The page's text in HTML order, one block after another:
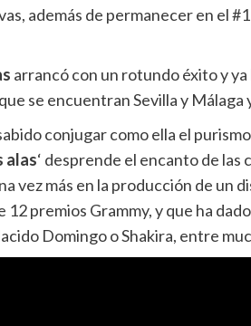
además de permanecer en el
arrancó con un rotundo éxito y
se encuentran Sevilla y Málaga
conjugar como ella el
alas‘ desprende el encanto de las
vez más en la producción de un
12 premios Grammy, y que ha
Domingo o Shakira, entre